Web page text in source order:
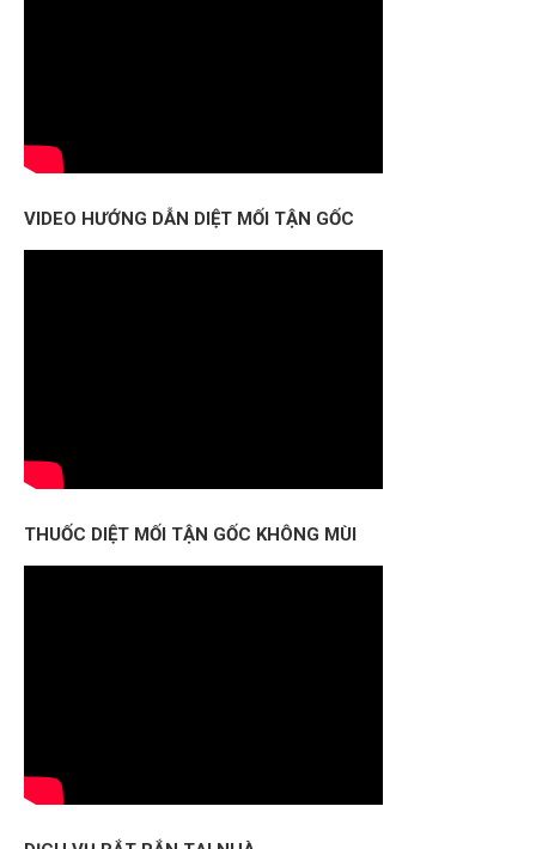
VIDEO HƯỚNG DẪN DIỆT MỐI TẬN GỐC
THUỐC DIỆT MỐI TẬN GỐC KHÔNG MÙI